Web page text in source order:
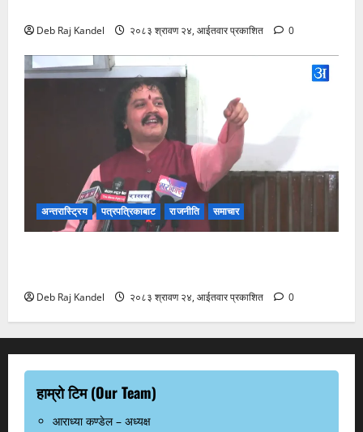
Deb Raj Kandel २०८३ श्रावण २४, आईतवार प्रकाशित 0
अन्तरास्ट्रिय पत्रपत्रिकाबाट राजनीति समाचार
Deb Raj Kandel २०८३ श्रावण २४, आईतवार प्रकाशित 0
हाम्रो टिम (Our Team)
आराध्या कण्डेल – अध्यक्ष